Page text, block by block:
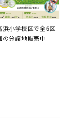
浜小学校区で全6区
の分譲地販売中